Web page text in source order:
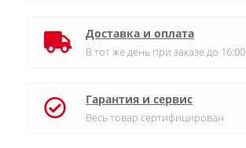
Доставка и оплата
В тот же день при заказе до 16:00
Гарантия и сервис
Весь товар сертифицирован